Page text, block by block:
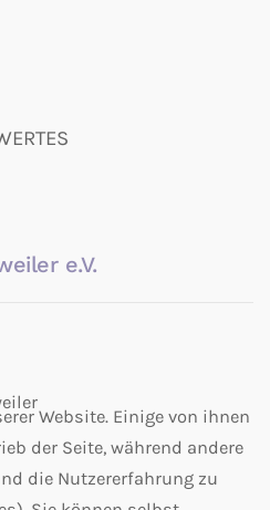
e.V.
Website. Einige von ihnen
der Seite, während andere
die Nutzererfahrung zu